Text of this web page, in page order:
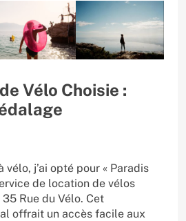
Vélo Choisie :
vélo, j’ai opté pour « Paradis
de location de vélos
Rue du Vélo. Cet
offrait un accès facile aux